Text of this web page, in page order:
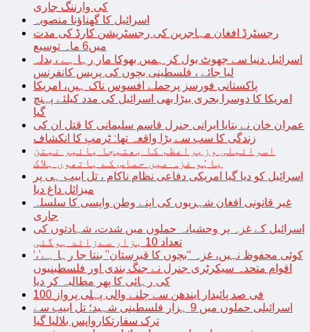
کی وارننگ جاری
اسرائیل کا گھناؤنا منصوبہ
رجسٹرڈ افغان مہاجرین کی رجسٹریشن کارڈ کی مدت
میں6 ماہ توسیع
اسرائیل دنیا سے جھوٹ بول کر ہمیں بھوکا مار رہا ہے ، بدلہ
لیا جائے ، فلسطینی بچوں کی پریس کانفرنس
پاکستانی فورسز پرحملے افسوس ناک ہیں، امریکا
امریکا کا دوسرا بحری بیڑا بھی اسرائیل کی مدد کیلئے پہنچ
گیا
عمران خان نے بتایا ایرانی جنرل قاسم سلیمانی کا قتل ان کی
زندگی کا سب سے بڑا واقعہ تھا: ٹرمپ کا انکشاف
اسرائیلی وزیراعظم کا بھتیجا یائیر نیتن
یاہُو غزہ میں حماس کے ہاتھوں ہلاک
اسرائیل کو دیا گیا امریکی دفاعی نظام ناکام ، تل ابیب ہی پر
میزائل داغ دیا
غیر قانونی افغان شہریوں کی اپنے وطن واپسی کا سلسلہ
جاری
اسرائیل کے غزہ پر وحشیانہ حملوں میں شدت، شہادتوں کی
تعداد 10 ہزار سےزائد ہوگئی
‘کوئی محفوظ نہیں، غزہ “بچوں کا قبرستان” بنتا جا رہا ہے’،
اقوام متحدہ سیکرٹری جنرل نے جنگ بندی اور فلسطینیوں
کی رہائی کا پھر مطالبہ کر دیا
100 فی صد پائیدار ایندھن سے چلنے والی پہلی پرواز
اسرائیلی حملوں میں 9 ہزار فلسطینی شہید؛ تل ابیب سے
ترک سفارتکارواپس بلالیا گیا